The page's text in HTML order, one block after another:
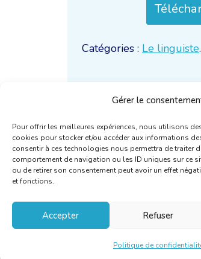
Gérer le
Pour offrir les meilleures expériences, nous utilisons
cookies pour stocker et/ou accéder aux informations
consentir à ces technologies nous permettra de traiter
comportement de navigation ou les ID uniques sur ce
ou de retirer son consentement peut avoir un effet
et fonctions.
Accepter Refuser
Politique de
Catégories : Le linguiste.